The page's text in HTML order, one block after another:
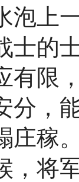
泡上
士的
限，
分，
庄稼
，将